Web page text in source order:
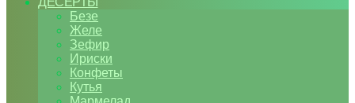
Безе
Желе
Зефир
Ириски
Конфеты
Кутья